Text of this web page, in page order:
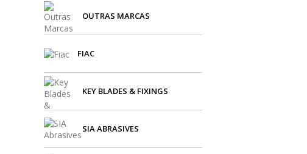
OUTRAS MARCAS
FIAC
KEY BLADES & FIXINGS
SIA ABRASIVES